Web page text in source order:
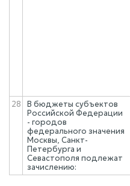
28
В бюджеты субъектов
Российской Федерации
- городов
федерального значения
Москвы, Санкт-
Петербурга и
Севастополя подлежат
зачислению: